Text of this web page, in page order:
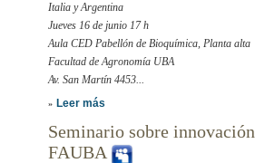
Italia y Argentina
Jueves 16 de junio 17 h
Aula CED Pabellón de Bioquímica, Planta alta
Facultad de Agronomía UBA
Av. San Martín 4453...
» Leer más
Seminario sobre
FAUBA